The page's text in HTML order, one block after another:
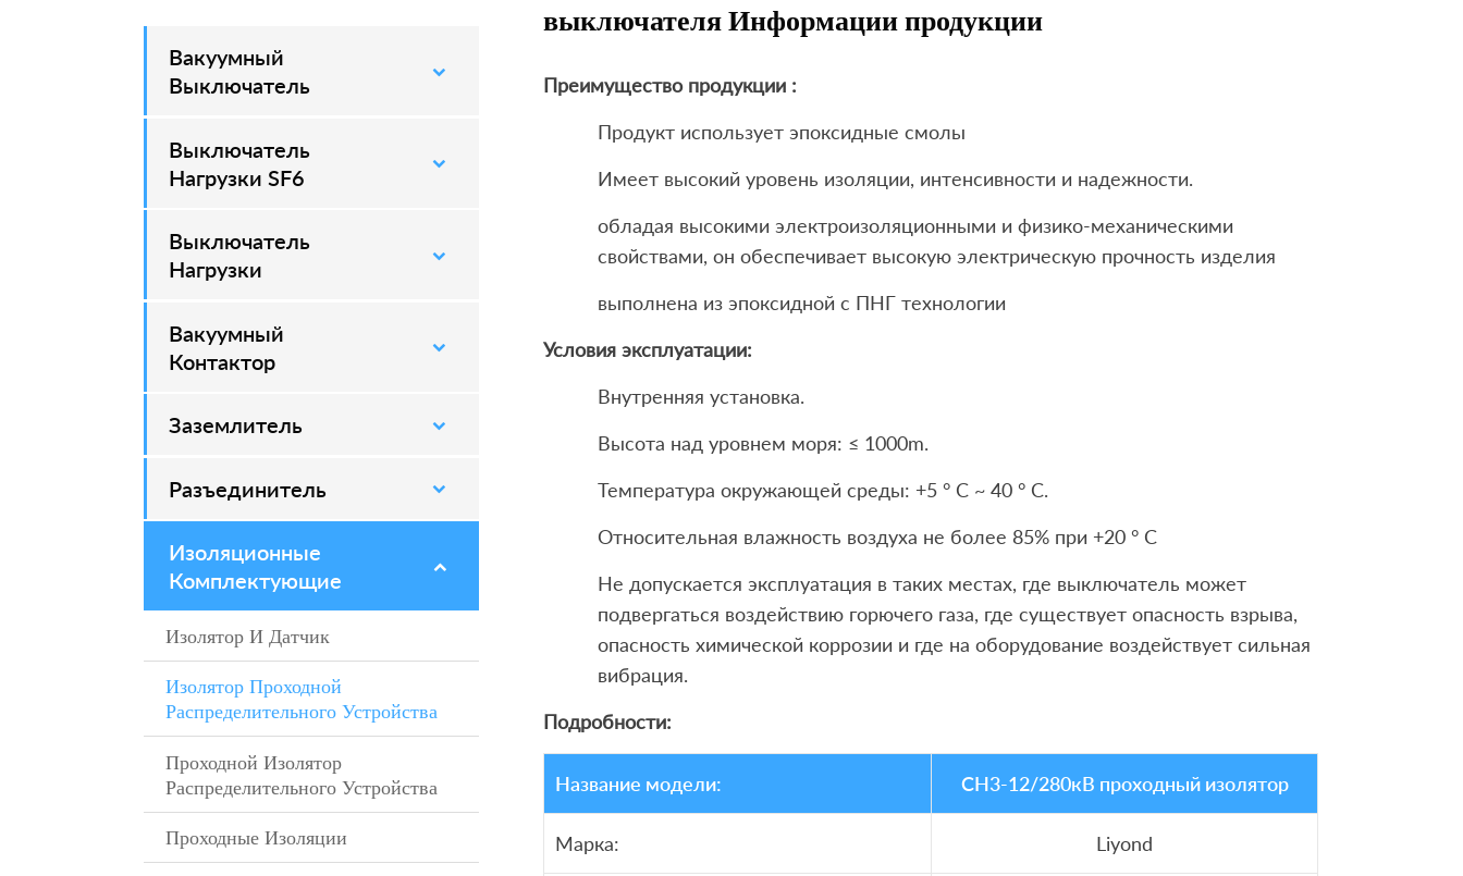
Вакуумный
Выключатель
–
Выключатель
Нагрузки SF6
–
Выключатель
Нагрузки
–
Вакуумный
Контактор
–
Заземлитель
–
Разъединитель
–
Изоляционные
Комплектующие
–
Изолятор И Датчик
–
Изолятор Проходной
Распределительного Устройства
–
Проходной Изолятор
Распределительного Устройства
–
Проходные Изоляции
–
выключателя Информации продукции
Преимущество продукции :
Продукт использует эпоксидные смолы
Имеет высокий уровень изоляции, интенсивности и надежности.
обладая высокими электроизоляционными и физико-механическими
свойствами, он обеспечивает высокую электрическую прочность изделия
выполнена из эпоксидной с ПНГ технологии
Условия эксплуатации:
Внутренняя установка.
Высота над уровнем моря: ≤ 1000m.
Температура окружающей среды: +5 ° C ~ 40 ° С.
Относительная влажность воздуха не более 85% при +20 ° C
Не допускается эксплуатация в таких местах, где выключатель может
подвергаться воздействию горючего газа, где существует опасность взрыва,
опасность химической коррозии и где на оборудование воздействует сильная
вибрация.
Подробности:
Название модели: CH3-12/280кВ проходный изолятор
Марка: Liyond